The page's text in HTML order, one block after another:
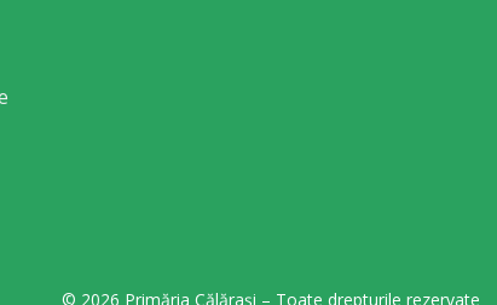
© 2026 Primăria Călărași – Toate drepturile rezervate